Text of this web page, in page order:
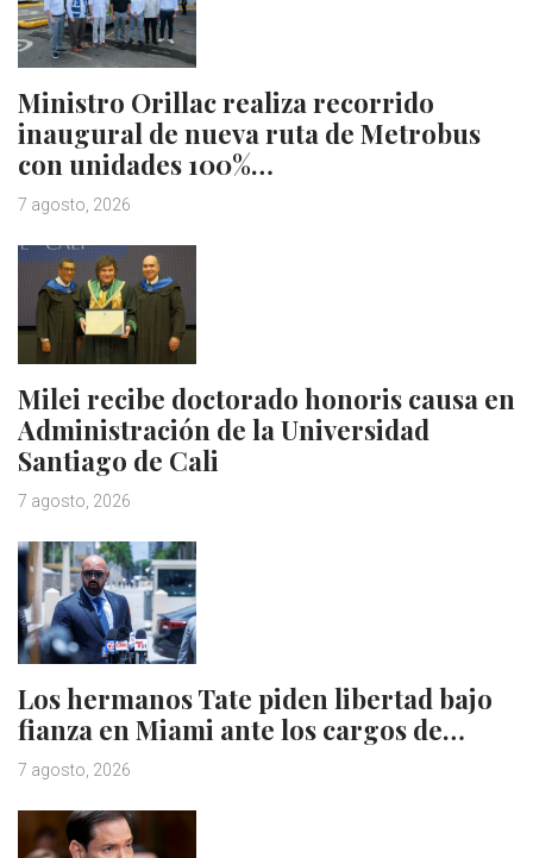
Ministro Orillac realiza recorrido
inaugural de nueva ruta de Metrobus
con unidades 100%…
7 agosto, 2026
Milei recibe doctorado honoris causa en
Administración de la Universidad
Santiago de Cali
7 agosto, 2026
Los hermanos Tate piden libertad bajo
fianza en Miami ante los cargos de…
7 agosto, 2026